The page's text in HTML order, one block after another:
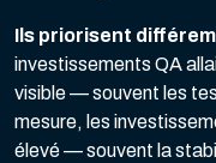
Ils priorisent
investissements QA
visible — souvent les
mesure, les
élevé — souvent la